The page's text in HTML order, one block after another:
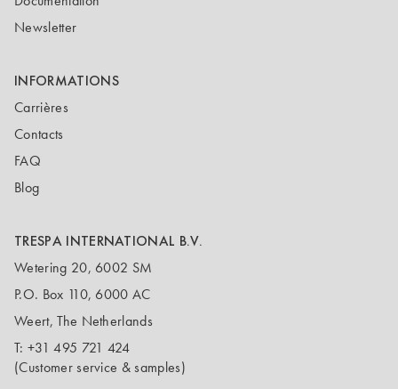
Newsletter
INFORMATIONS
Carrières
Contacts
FAQ
Blog
TRESPA INTERNATIONAL B.V.
Wetering 20, 6002 SM
P.O. Box 110, 6000 AC
Weert, The Netherlands
T: +31 495 721 424
(Customer service & samples)